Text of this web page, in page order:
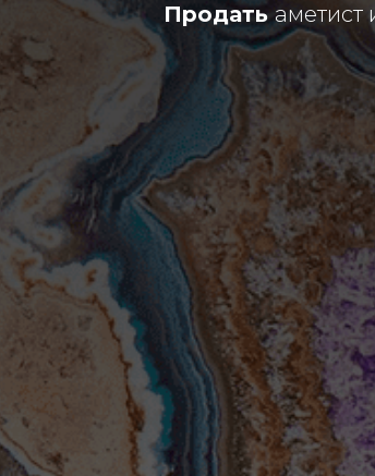
Продать аметист